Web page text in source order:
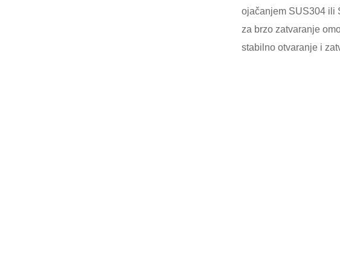
ojačanjem SUS304 ili
za brzo zatvaranje
stabilno otvaranje i